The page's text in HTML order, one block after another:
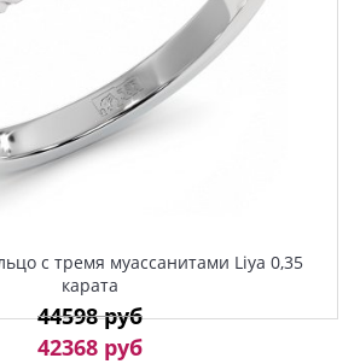
с тремя муассанитами Liya 0,35
карата
44598 руб
42368 руб